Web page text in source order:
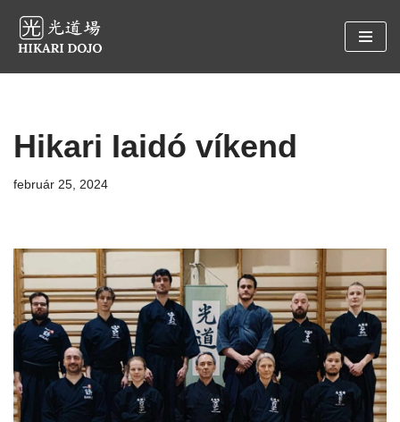
Preskočiť
na
Hikari Iaidó víkend
február 25, 2024